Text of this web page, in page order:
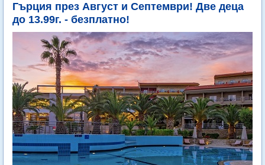
Гърция през Август и Септември! Две деца
до 13.99г. - безплатно!